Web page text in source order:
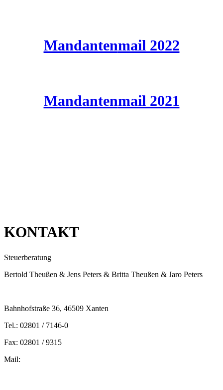
Mandantenmail 2022
Mandantenmail 2021
KONTAKT
Steuerberatung
Bertold Theußen & Jens Peters & Britta Theußen & Jaro Peters
Bahnhofstraße 36, 46509 Xanten
Tel.: 02801 / 7146-0
Fax: 02801 / 9315
Mail: